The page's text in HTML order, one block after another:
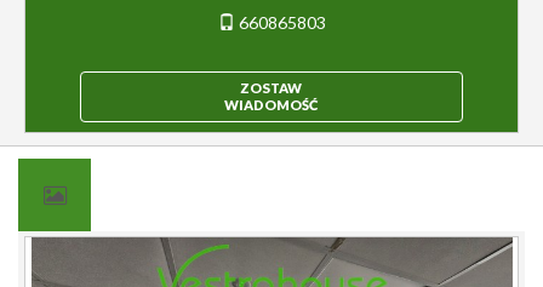
660865803
ZOSTAW
WIADOMOŚĆ